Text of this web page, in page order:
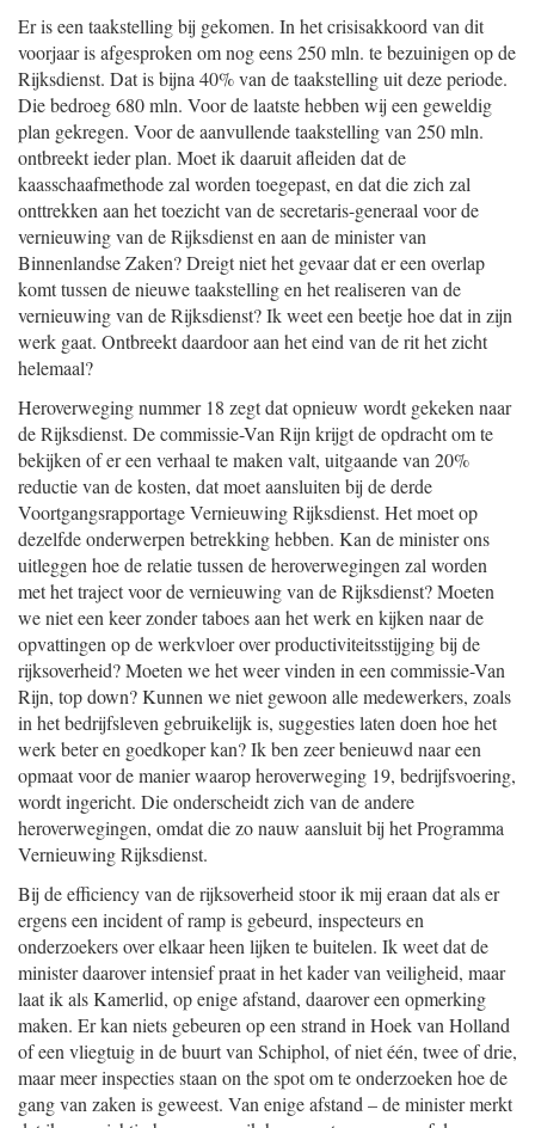
Er is een taakstelling bij gekomen. In het crisisakkoord van dit
voorjaar is afgesproken om nog eens 250 mln. te bezuinigen op de
Rijksdienst. Dat is bijna 40% van de taakstelling uit deze periode.
Die bedroeg 680 mln. Voor de laatste hebben wij een geweldig
plan gekregen. Voor de aanvullende taakstelling van 250 mln.
ontbreekt ieder plan. Moet ik daaruit afleiden dat de
kaasschaafmethode zal worden toegepast, en dat die zich zal
onttrekken aan het toezicht van de secretaris-generaal voor de
vernieuwing van de Rijksdienst en aan de minister van
Binnenlandse Zaken? Dreigt niet het gevaar dat er een overlap
komt tussen de nieuwe taakstelling en het realiseren van de
vernieuwing van de Rijksdienst? Ik weet een beetje hoe dat in zijn
werk gaat. Ontbreekt daardoor aan het eind van de rit het zicht
helemaal?
Heroverweging nummer 18 zegt dat opnieuw wordt gekeken naar
de Rijksdienst. De commissie-Van Rijn krijgt de opdracht om te
bekijken of er een verhaal te maken valt, uitgaande van 20%
reductie van de kosten, dat moet aansluiten bij de derde
Voortgangsrapportage Vernieuwing Rijksdienst. Het moet op
dezelfde onderwerpen betrekking hebben. Kan de minister ons
uitleggen hoe de relatie tussen de heroverwegingen zal worden
met het traject voor de vernieuwing van de Rijksdienst? Moeten
we niet een keer zonder taboes aan het werk en kijken naar de
opvattingen op de werkvloer over productiviteitsstijging bij de
rijksoverheid? Moeten we het weer vinden in een commissie-Van
Rijn, top down? Kunnen we niet gewoon alle medewerkers, zoals
in het bedrijfsleven gebruikelijk is, suggesties laten doen hoe het
werk beter en goedkoper kan? Ik ben zeer benieuwd naar een
opmaat voor de manier waarop heroverweging 19, bedrijfsvoering,
wordt ingericht. Die onderscheidt zich van de andere
heroverwegingen, omdat die zo nauw aansluit bij het Programma
Vernieuwing Rijksdienst.
Bij de efficiency van de rijksoverheid stoor ik mij eraan dat als er
ergens een incident of ramp is gebeurd, inspecteurs en
onderzoekers over elkaar heen lijken te buitelen. Ik weet dat de
minister daarover intensief praat in het kader van veiligheid, maar
laat ik als Kamerlid, op enige afstand, daarover een opmerking
maken. Er kan niets gebeuren op een strand in Hoek van Holland
of een vliegtuig in de buurt van Schiphol, of niet één, twee of drie,
maar meer inspecties staan on the spot om te onderzoeken hoe de
gang van zaken is geweest. Van enige afstand – de minister merkt